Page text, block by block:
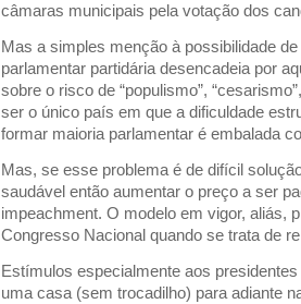
câmaras municipais pela votação dos
Mas a simples menção à possibilidade
parlamentar partidária desencadeia por
sobre o risco de “populismo”,
ser o único país em que a dificuldade
formar maioria parlamentar é embalada
Mas, se esse problema é de difícil
saudável então aumentar o preço a ser
impeachment. O modelo em vigor, aliás,
Congresso Nacional quando se trata de
Estímulos especialmente aos
uma casa (sem trocadilho) para adiante